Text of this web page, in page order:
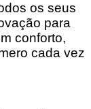
os seus
para
conforto,
cada vez